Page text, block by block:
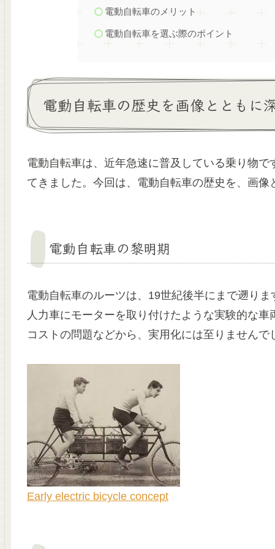
電動自転車のメリット
電動自転車を選ぶ際のポイント
電動自転車の歴史を画像とともに
電動自転車は、近年急速に普及している乗り物
てきました。今回は、電動自転車の歴史を、画像
電動自転車の黎明期
電動自転車のルーツは、19世紀後半にまで遡り
人力車にモーターを取り付けたような実験的な
コストの問題などから、実用化には至りませんで
Early electric bicycle concept